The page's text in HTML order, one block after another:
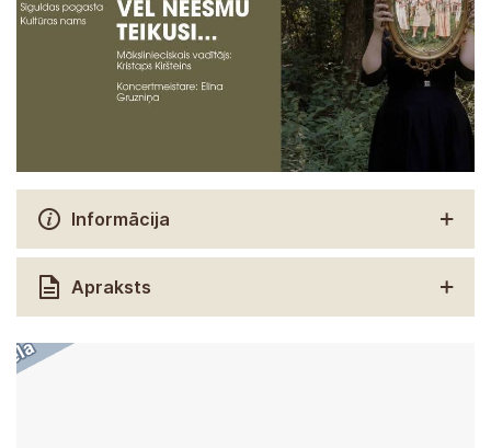
Informācija
Apraksts